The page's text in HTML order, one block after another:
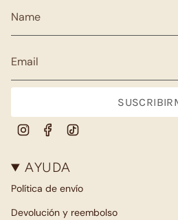
InstagramFacebook
AYUDA
Política de envío
Devolución y reembolso